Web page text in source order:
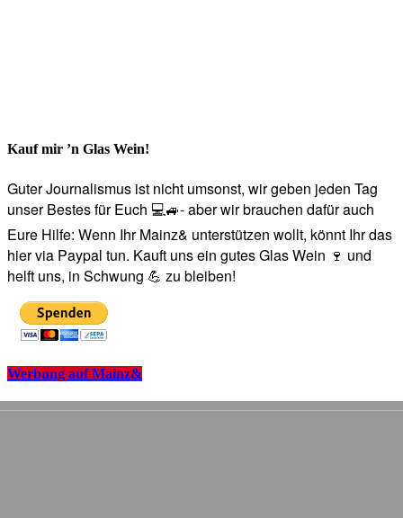
Kauf mir ’n Glas Wein!
Guter Journalismus ist nicht umsonst, wir geben jeden Tag
unser Bestes für Euch 💻🚙- aber wir brauchen dafür auch
Eure Hilfe: Wenn Ihr Mainz& unterstützen wollt, könnt Ihr das
hier via Paypal tun. Kauft uns ein gutes Glas Wein 🍷 und
helft uns, in Schwung 💪 zu bleiben!
Werbung auf Mainz&